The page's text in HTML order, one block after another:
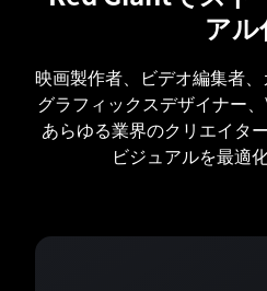
アル
映画製作者、ビデオ編集者
グラフィックスデザイナー、
あらゆる業界のクリエイタ
ビジュアルを最適